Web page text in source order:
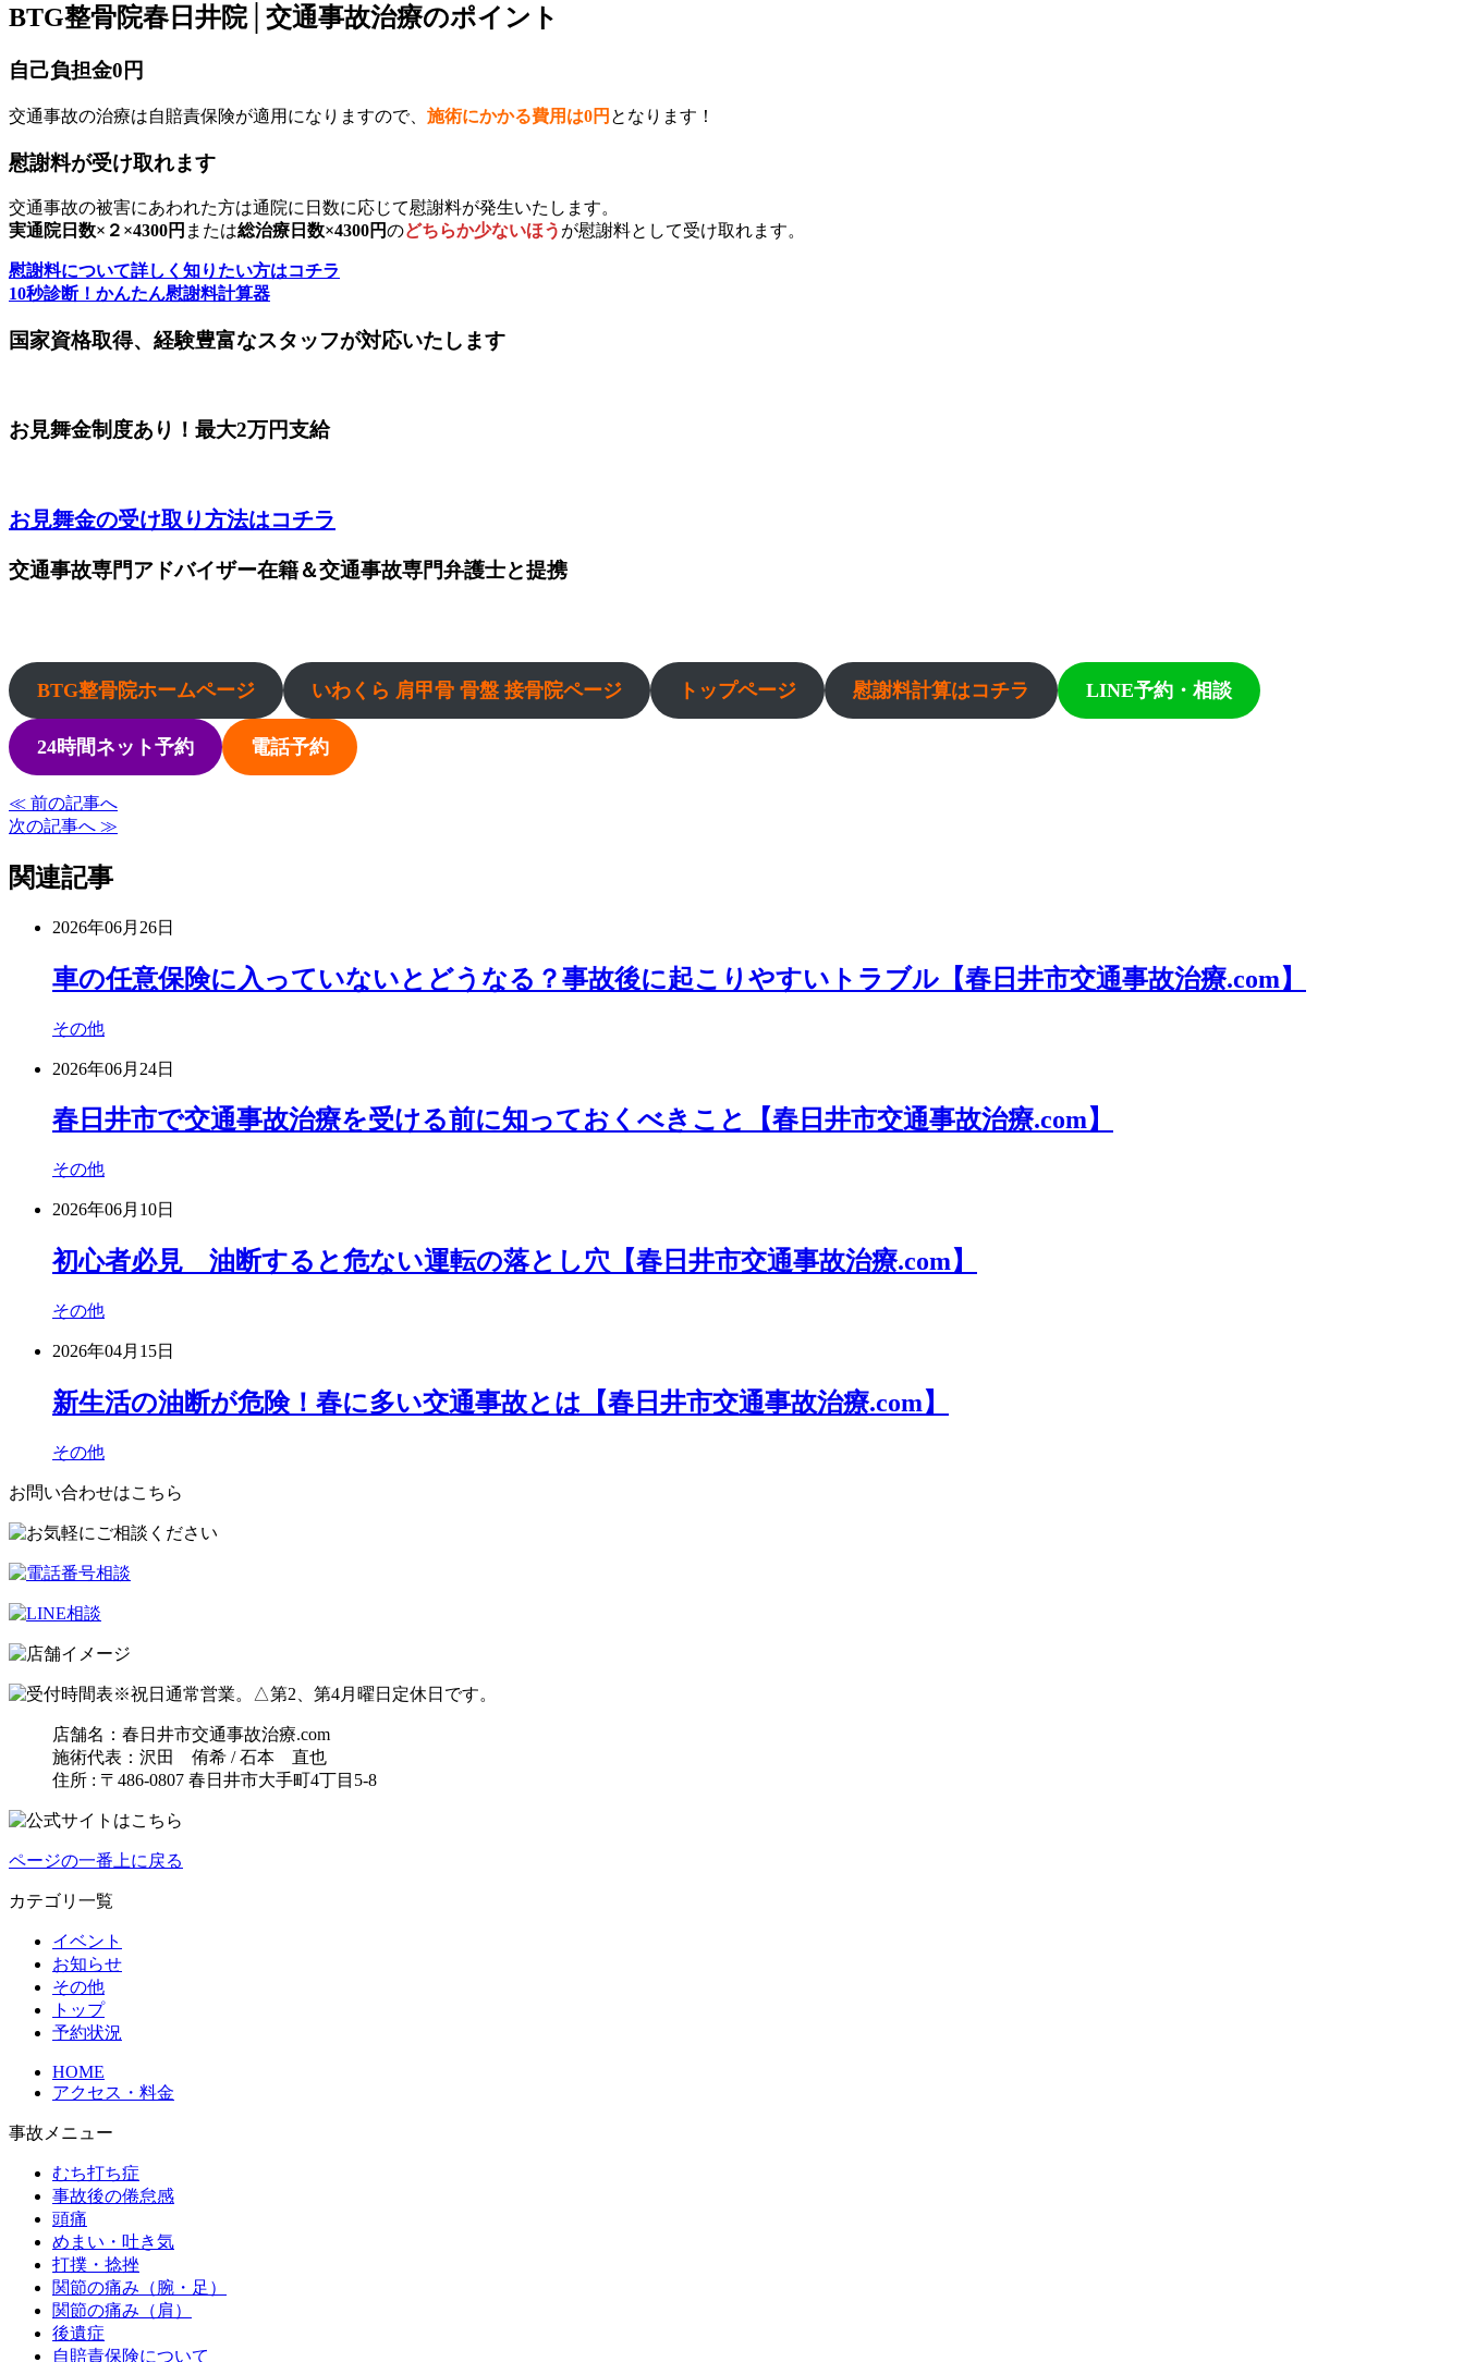
BTG整骨院春日井院│交通事故治療のポイント
自己負担金0円
交通事故の治療は自賠責保険が適用になりますので、 施術にかかる費用は0円 となります！
慰謝料が受け取れます
交通事故の被害にあわれた方は通院に日数に応じて慰謝料が発生いたします。
実通院日数×２×4300円 または総治療日数×4300円のどちらか少ないほう が慰謝料として受け取れます。
慰謝料について詳しく知りたい方はコチラ
10秒診断！かんたん慰謝料計算器
国家資格取得、経験豊富なスタッフが対応いたします
お見舞金制度あり！最大2万円支給
お見舞金の受け取り方法はコチラ
交通事故専門アドバイザー在籍＆交通事故専門弁護士と提携
BTG整骨院ホームページ いわくら 肩甲骨 骨盤 接骨院ページ トップページ 慰謝料計算はコチラ LINE予約・相談
24時間ネット予約 電話予約
≪ 前の記事へ
次の記事へ ≫
関連記事
2026年06月26日
車の任意保険に入っていないとどうなる？事故後に起こりやすいトラブル【春日井市交通事故治療.com】
その他
2026年06月24日
春日井市で交通事故治療を受ける前に知っておくべきこと【春日井市交通事故治療.com】
その他
2026年06月10日
初心者必見 油断すると危ない運転の落とし穴【春日井市交通事故治療.com】
その他
2026年04月15日
新生活の油断が危険！春に多い交通事故とは【春日井市交通事故治療.com】
その他
お問い合わせはこちら
※祝日通常営業。△第2、第4月曜日定休日です。
店舗名：春日井市交通事故治療.com
施術代表：沢田 侑希 / 石本 直也
住所 : 〒486-0807 春日井市大手町4丁目5-8
ページの一番上に戻る
カテゴリ一覧
イベント
お知らせ
その他
トップ
予約状況
HOME
アクセス・料金
事故メニュー
むち打ち症
事故後の倦怠感
頭痛
めまい・吐き気
打撲・捻挫
関節の痛み（腕・足）
関節の痛み（肩）
後遺症
自賠責保険について